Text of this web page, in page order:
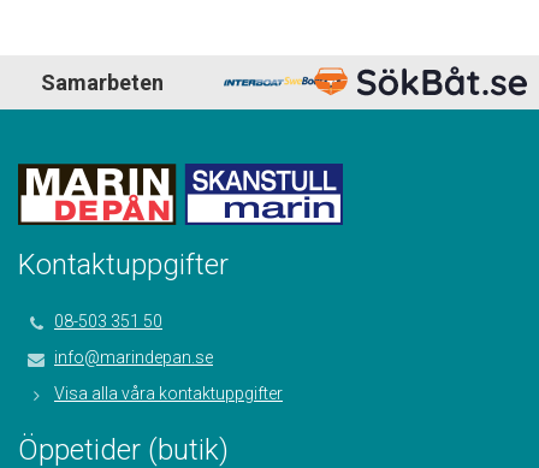
Samarbeten
Kontaktuppgifter
08-503 351 50
info@marindepan.se
Visa alla våra kontaktuppgifter
Öppetider (butik)